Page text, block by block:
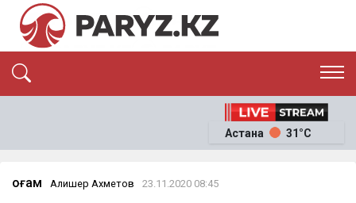
ЭКОНОМИКА
ОҚИҒА
Астана 31°C
Қоғам Алишер Ахметов 23.11.2020 08:45